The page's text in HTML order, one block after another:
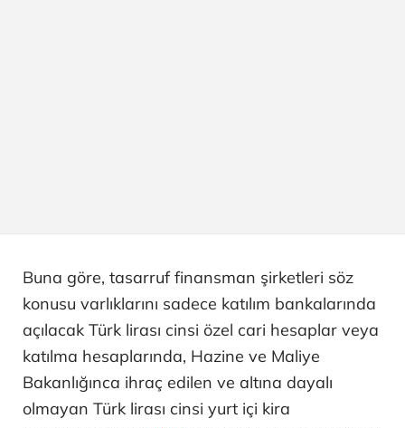
Buna göre, tasarruf finansman şirketleri söz
konusu varlıklarını sadece katılım bankalarında
açılacak Türk lirası cinsi özel cari hesaplar veya
katılma hesaplarında, Hazine ve Maliye
Bakanlığınca ihraç edilen ve altına dayalı
olmayan Türk lirası cinsi yurt içi kira